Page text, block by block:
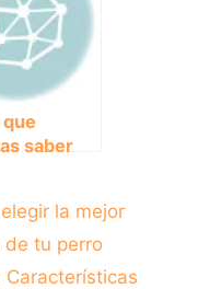
saber
la mejor
de tu perro
Características